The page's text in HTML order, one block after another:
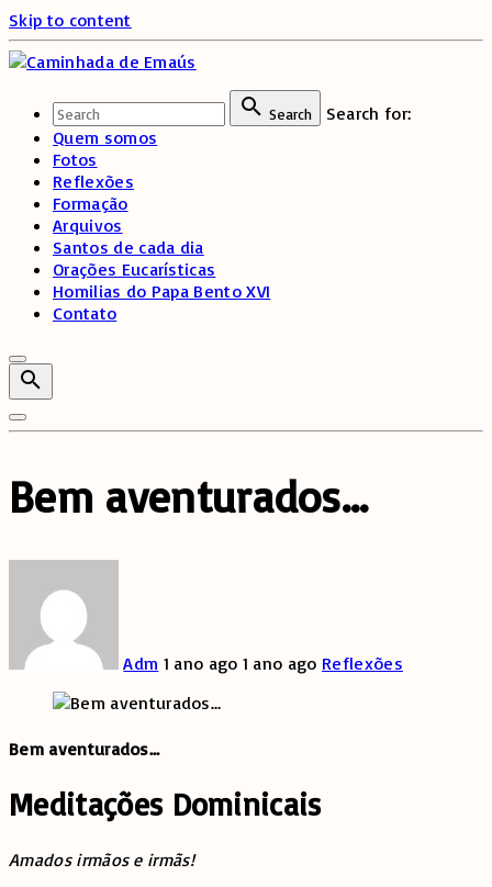
Skip to content
Search
Search for:
Quem somos
Fotos
Reflexões
Formação
Arquivos
Santos de cada dia
Orações Eucarísticas
Homilias do Papa Bento XVI
Contato
Bem aventurados…
Adm 1 ano ago 1 ano ago Reflexões
Bem aventurados…
Meditações Dominicais
Amados irmãos e irmãs!